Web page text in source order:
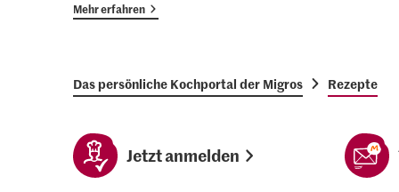
Mehr erfahren
Das persönliche Kochportal der Migros Rezepte
Jetzt anmelden